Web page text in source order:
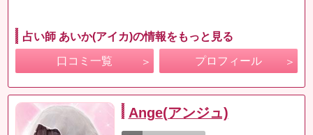
占い師 あいか(アイカ)の情報をもっと見る
口コミ一覧 プロフィール
Ange(アンジュ)